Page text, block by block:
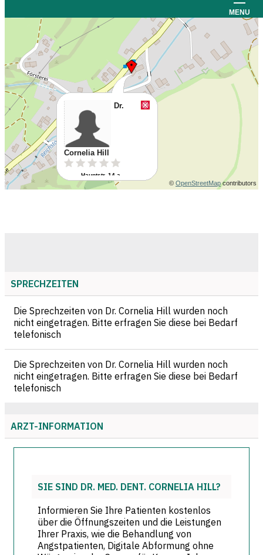
MENU
SPRECHZEITEN
Die Sprechzeiten von Dr. Cornelia Hill wurden noch
nicht eingetragen. Bitte erfragen Sie diese bei Bedarf
telefonisch
Die Sprechzeiten von Dr. Cornelia Hill wurden noch
nicht eingetragen. Bitte erfragen Sie diese bei Bedarf
telefonisch
ARZT-INFORMATION
SIE SIND DR. MED. DENT. CORNELIA HILL?
Informieren Sie Ihre Patienten kostenlos
über die Öffnungszeiten und die Leistungen
Ihrer Praxis, wie die Behandlung von
Angstpatienten, Digitale Abformung ohne